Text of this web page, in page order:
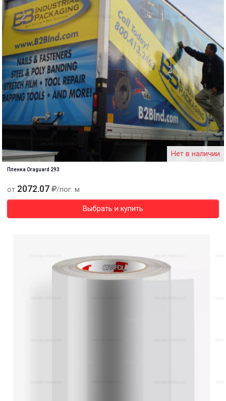
Нет в наличии
Пленка Oraguard 293
от 2072.07 /пог. м
Выбрать и купить